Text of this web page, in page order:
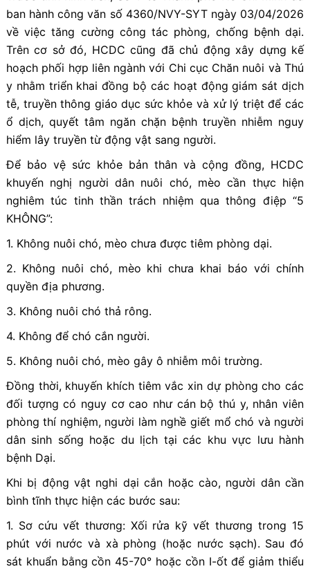
ban hành công văn số 4360/NVY-SYT ngày 03/04/2026
về việc tăng cường công tác phòng, chống bệnh dại.
Trên cơ sở đó, HCDC cũng đã chủ động xây dựng kế
hoạch phối hợp liên ngành với Chi cục Chăn nuôi và Thú
y nhằm triển khai đồng bộ các hoạt động giám sát dịch
tễ, truyền thông giáo dục sức khỏe và xử lý triệt để các
ổ dịch, quyết tâm ngăn chặn bệnh truyền nhiễm nguy
hiểm lây truyền từ động vật sang người.
Để bảo vệ sức khỏe bản thân và cộng đồng, HCDC
khuyến nghị người dân nuôi chó, mèo cần thực hiện
nghiêm túc tinh thần trách nhiệm qua thông điệp “5
KHÔNG”:
1. Không nuôi chó, mèo chưa được tiêm phòng dại.
2. Không nuôi chó, mèo khi chưa khai báo với chính
quyền địa phương.
3. Không nuôi chó thả rông.
4. Không để chó cắn người.
5. Không nuôi chó, mèo gây ô nhiễm môi trường.
Đồng thời, khuyến khích tiêm vắc xin dự phòng cho các
đối tượng có nguy cơ cao như cán bộ thú y, nhân viên
phòng thí nghiệm, người làm nghề giết mổ chó và người
dân sinh sống hoặc du lịch tại các khu vực lưu hành
bệnh Dại.
Khi bị động vật nghi dại cắn hoặc cào, người dân cần
bình tĩnh thực hiện các bước sau:
1. Sơ cứu vết thương: Xối rửa kỹ vết thương trong 15
phút với nước và xà phòng (hoặc nước sạch). Sau đó
sát khuẩn bằng cồn 45-70° hoặc cồn I-ốt để giảm thiểu